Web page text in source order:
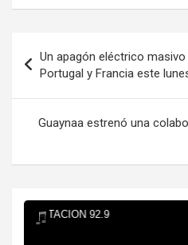
de
entradas
Un apagón eléctrico
Portugal y Francia este
Guaynaa estrenó una